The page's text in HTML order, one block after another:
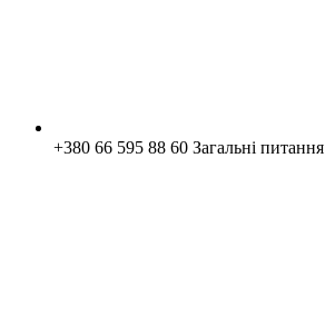
+380 66 595 88 60 Загальні питання